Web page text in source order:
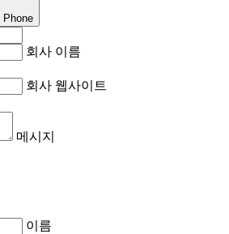
Phone
회사 이름
회사 웹사이트
메시지
이름